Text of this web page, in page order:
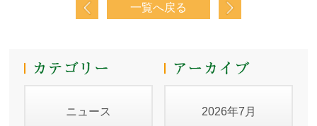
一覧へ戻る
ニュース 2026年7月